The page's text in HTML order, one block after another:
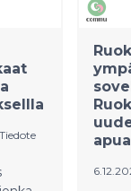
Tiedote
apua